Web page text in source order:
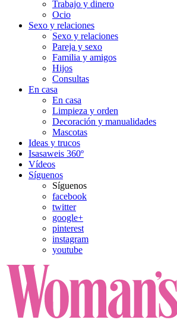
Trabajo y dinero
Ocio
Sexo y relaciones
Sexo y relaciones
Pareja y sexo
Familia y amigos
Hijos
Consultas
En casa
En casa
Limpieza y orden
Decoración y manualidades
Mascotas
Ideas y trucos
Isasaweis 360º
Vídeos
Síguenos
Síguenos
facebook
twitter
google+
pinterest
instagram
youtube